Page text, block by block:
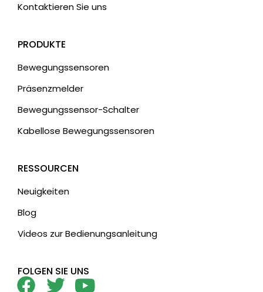
Kontaktieren Sie uns
PRODUKTE
Bewegungssensoren
Präsenzmelder
Bewegungssensor-Schalter
Kabellose Bewegungssensoren
RESSOURCEN
Neuigkeiten
Blog
Videos zur Bedienungsanleitung
FOLGEN SIE UNS